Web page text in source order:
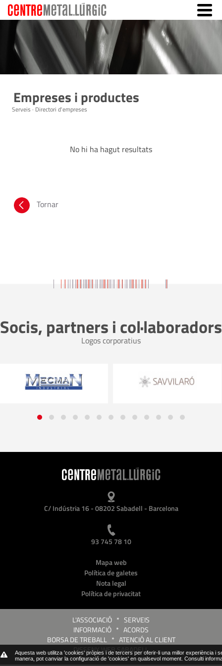
Aquesta web utilitza 'cookies' pròpies i de tercers per oferir-li una millor experiència
manera, pot canviar la configuració de 'cookies' en qualsevol moment. Consulti
Empreses i productes
Serveis · Directori d'empreses
No hi ha hagut resultats
Tornar
Socis, partners i col·laboradors
Logos corporatius
C/ Indústria 16 - 08202 Sabadell - Barcelona
93 745 78 10
Mapa web
Política de galetes
Nota legal
Política de privacitat
L'ASSOCIACIÓ * SERVEIS
INFORMACIÓ * ACORDS
BORSA DE TREBALL* ATENCIÓ AL CLIENT
DISSENY WEB SABADELL